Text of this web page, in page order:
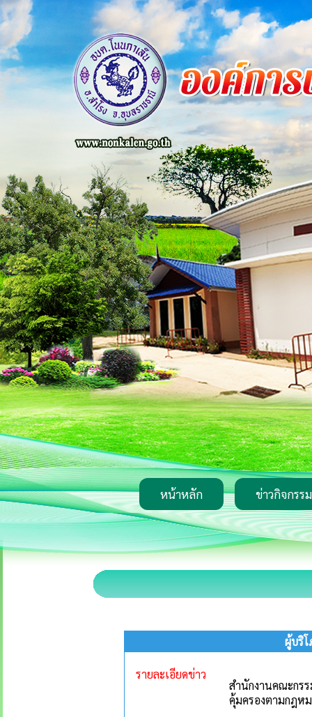
หน้าหลัก ข่าวกิจกรรม
ผู้บริ
รายละเอียดข่าว
สำนักงานคณะกร
คุ้มครองตามกฎห